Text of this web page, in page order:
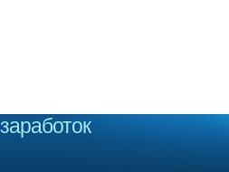
заработок